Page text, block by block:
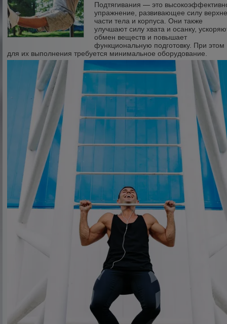
Подтягивания — это
упражнение, развивающее силу
части тела и корпуса. Они также
улучшают силу хвата и осанку,
обмен веществ и повышает
функциональную подготовку. При этом
для их выполнения требуется минимальное оборудование.